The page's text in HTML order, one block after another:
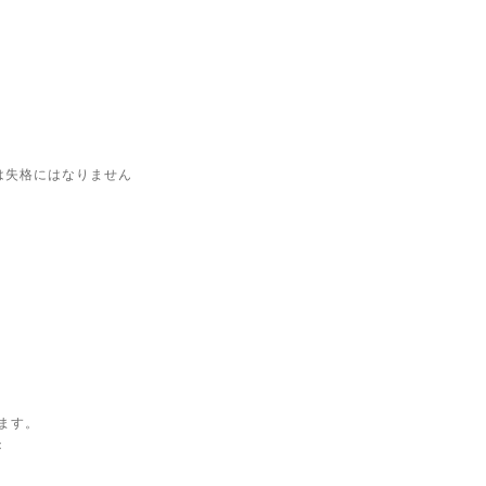
格にはなりません
す。